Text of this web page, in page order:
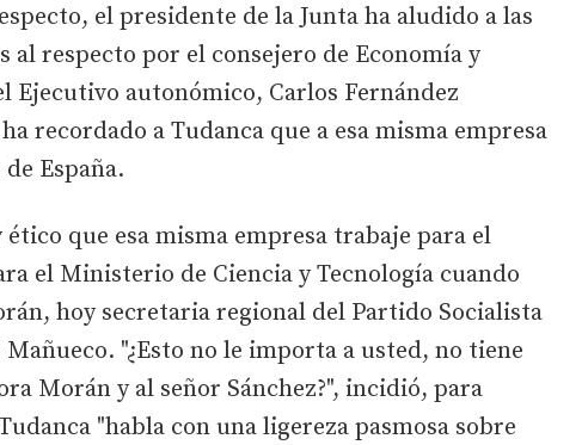
el presidente de la Junta ha aludido a las
al respecto por el consejero de Economía y
Ejecutivo autonómico, Carlos Fernández
recordado a Tudanca que a esa misma empresa
España.
ético que esa misma empresa trabaje para el
el Ministerio de Ciencia y Tecnología cuando
hoy secretaria regional del Partido Socialista
Mañueco. "¿Esto no le importa a usted, no tiene
Morán y al señor Sánchez?", incidió, para
"habla con una ligereza pasmosa sobre